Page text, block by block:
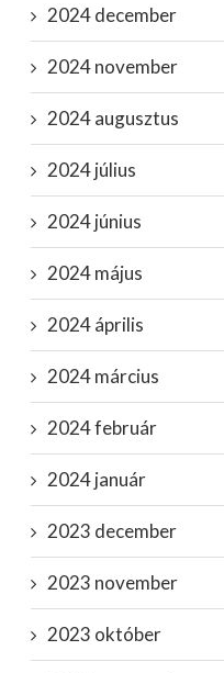
2024 december
2024 november
2024 augusztus
2024 július
2024 június
2024 május
2024 április
2024 március
2024 február
2024 január
2023 december
2023 november
2023 október